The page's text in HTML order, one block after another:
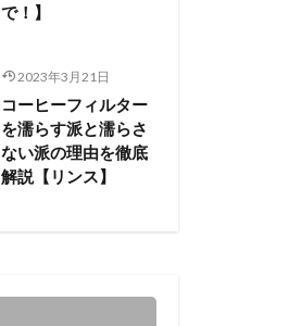
で！】
2023年3月21日
コーヒーフィルター
を濡らす派と濡らさ
ない派の理由を徹底
解説【リンス】